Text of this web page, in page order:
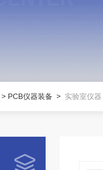
> PCB仪器装备 > 实验室仪器